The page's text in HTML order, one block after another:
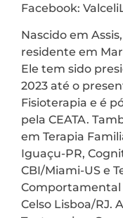
Facebook:
Nascido em
residente em
Ele tem sido
2023 até o
Fisioterapia e é
pela CEATA.
em Terapia
Iguaçu-PR,
CBI/Miami-US e
Comportamental
Celso Lisboa/RJ.